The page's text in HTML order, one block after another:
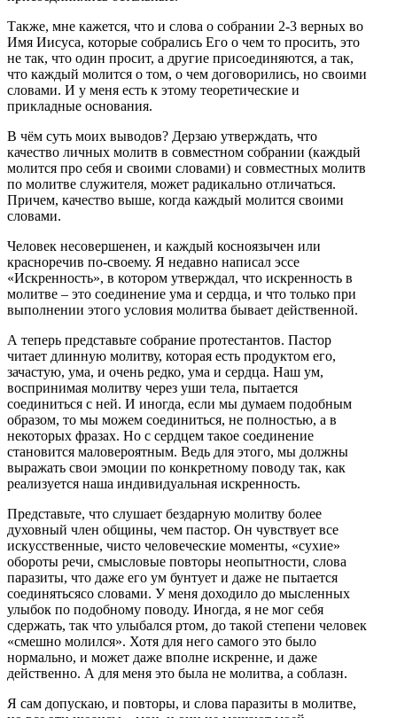
Также, мне кажется, что и слова о собрании 2-3 верных во
Имя Иисуса, которые собрались Его о чем то просить, это
не так, что один просит, а другие присоединяются, а так,
что каждый молится о том, о чем договорились, но своими
словами. И у меня есть к этому теоретические и
прикладные основания.
В чём суть моих выводов? Дерзаю утверждать, что
качество личных молитв в совместном собрании (каждый
молится про себя и своими словами) и совместных молитв
по молитве служителя, может радикально отличаться.
Причем, качество выше, когда каждый молится своими
словами.
Человек несовершенен, и каждый косноязычен или
красноречив по-своему. Я недавно написал эссе
«Искренность», в котором утверждал, что искренность в
молитве – это соединение ума и сердца, и что только при
выполнении этого условия молитва бывает действенной.
А теперь представьте собрание протестантов. Пастор
читает длинную молитву, которая есть продуктом его,
зачастую, ума, и очень редко, ума и сердца. Наш ум,
воспринимая молитву через уши тела, пытается
соединиться с ней. И иногда, если мы думаем подобным
образом, то мы можем соединиться, не полностью, а в
некоторых фразах. Но с сердцем такое соединение
становится маловероятным. Ведь для этого, мы должны
выражать свои эмоции по конкретному поводу так, как
реализуется наша индивидуальная искренность.
Представьте, что слушает бездарную молитву более
духовный член общины, чем пастор. Он чувствует все
искусственные, чисто человеческие моменты, «сухие»
обороты речи, смысловые повторы неопытности, слова
паразиты, что даже его ум бунтует и даже не пытается
соединятьсясо словами. У меня доходило до мысленных
улыбок по подобному поводу. Иногда, я не мог себя
сдержать, так что улыбался ртом, до такой степени человек
«смешно молился». Хотя для него самого это было
нормально, и может даже вполне искренне, и даже
действенно. А для меня это была не молитва, а соблазн.
Я сам допускаю, и повторы, и слова паразиты в молитве,